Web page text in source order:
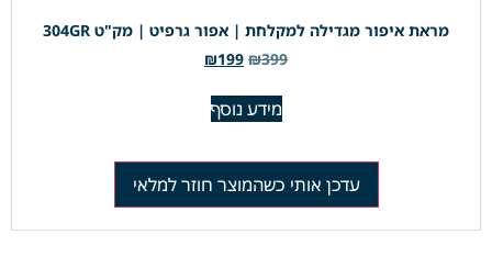
מראת איפור מגדילה למקלחת | אפור גרפיט | מק"ט 304GR
₪399
₪199
מידע נוסף
עדכן אותי כשהמוצר חוזר למלאי